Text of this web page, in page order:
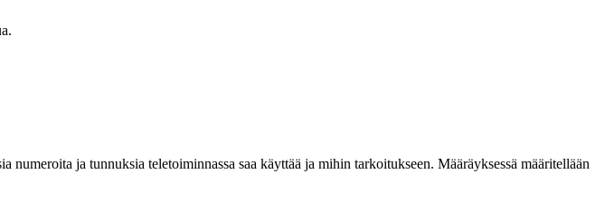
ja tunnuksia teletoiminnassa saa käyttää ja mihin tarkoitukseen. Määräyksessä määritellään